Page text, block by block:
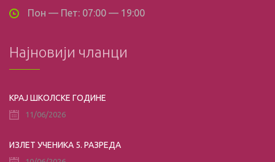
Пон — Пет: 07:00 — 19:00
Најновији чланци
КРАЈ ШКОЛСКЕ ГОДИНЕ
11/06/2026
ИЗЛЕТ УЧЕНИКА 5. РАЗРЕДА